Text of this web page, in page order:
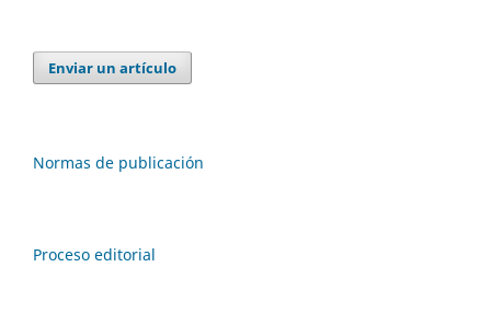
Enviar un artículo
Normas de publicación
Proceso editorial